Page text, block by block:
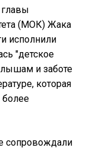
(МОК) Жака
исполнили
"детское
и заботе
которая
сопровождали